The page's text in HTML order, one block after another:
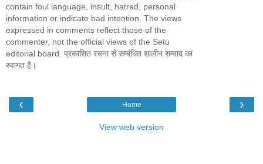
contain foul language, insult, hatred, personal
information or indicate bad intention. The views
expressed in comments reflect those of the
commenter, not the official views of the Setu
editorial board. प्रकाशित रचना से सम्बंधित शालीन सम्वाद का
स्वागत है।
‹ ›
Home
View web version